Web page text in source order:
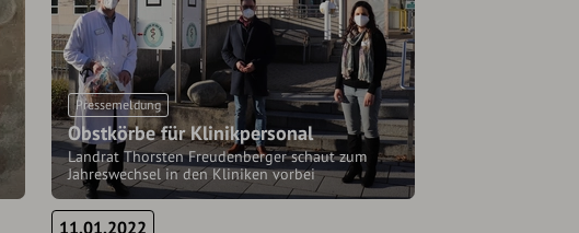
Pressemeldung
Obstkörbe für Klinikpersonal
Landrat Thorsten Freudenberger schaut zum
Jahreswechsel in den Kliniken vorbei
11.01.2022